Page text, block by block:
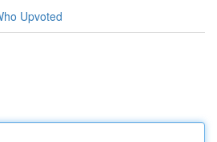
Upvoted